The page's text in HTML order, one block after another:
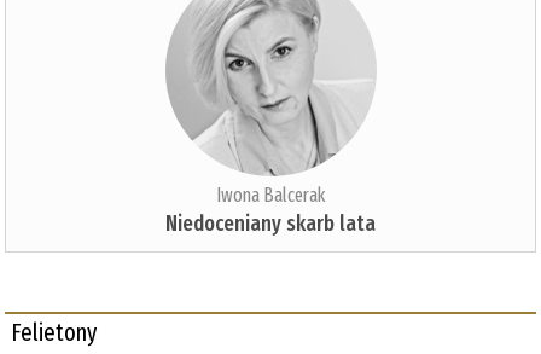
Iwona Balcerak
Niedoceniany skarb lata
Felietony